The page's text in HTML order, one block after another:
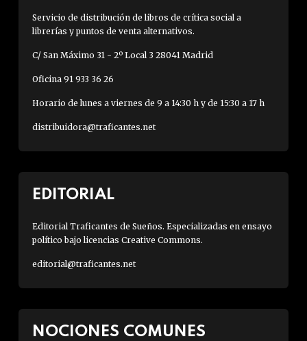
Servicio de distribución de libros de crítica social a
librerías y puntos de venta alternativos.
C/ San Máximo 31 - 2º Local 3 28041 Madrid
Oficina 91 933 36 26
Horario de lunes a viernes de 9 a 14:30 h y de 15:30 a 17 h
distribuidora@traficantes.net
EDITORIAL
Editorial Traficantes de Sueños. Especializadas en ensayo
político bajo licencias Creative Commons.
editorial@traficantes.net
NOCIONES COMUNES